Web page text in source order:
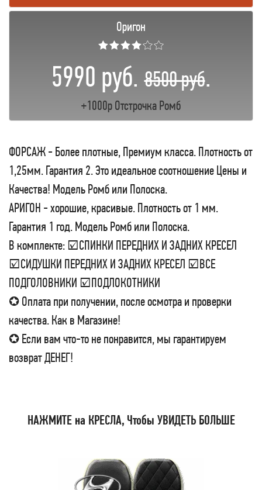
Оригон
★★★★☆☆
5990 руб.8500 руб.
+1000р Отстрочка Ромб
ФОРСАЖ - Более плотные, Премиум класса. Плотность от
1,25мм. Гарантия 2. Это идеальное соотношение Цены и
Качества! Модель Ромб или Полоска.
АРИГОН - хорошие, красивые. Плотность от 1 мм.
Гарантия 1 год. Модель Ромб или Полоска.
В комплекте: ☑СПИНКИ ПЕРЕДНИХ И ЗАДНИХ КРЕСЕЛ
☑СИДУШКИ ПЕРЕДНИХ И ЗАДНИХ КРЕСЕЛ ☑ВСЕ
ПОДГОЛОВНИКИ ☑ПОДЛОКОТНИКИ
✪ Оплата при получении, после осмотра и проверки
качества. Как в Магазине!
✪ Если вам что-то не понравится, мы гарантируем
возврат ДЕНЕГ!
НАЖМИТЕ на КРЕСЛА, Чтобы УВИДЕТЬ БОЛЬШЕ